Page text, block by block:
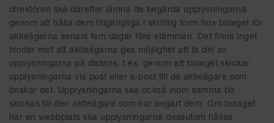
direktören ska därefter lämna de begärda upplysningarna
genom att hålla dem tillgängliga i skriftlig form hos bolaget för
aktieägarna senast fem dagar före stämman. Det finns inget
hinder mot att aktieägarna ges möjlighet att ta del av
upplysningarna på distans, t.ex. genom att bolaget skickar
upplysningarna via post eller e-post till de aktieägare som
önskar det. Upplysningarna ska också inom samma tid
skickas till den aktieägare som har begärt dem. Om bolaget
har en webbplats ska upplysningarna dessutom hållas